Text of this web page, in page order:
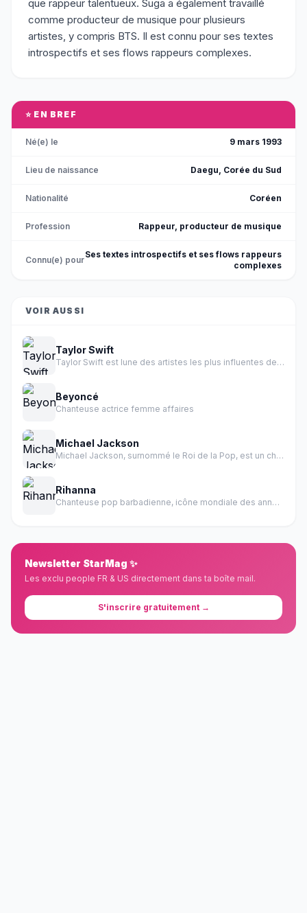
que rappeur talentueux. Suga a également travaillé
comme producteur de musique pour plusieurs
artistes, y compris BTS. Il est connu pour ses textes
introspectifs et ses flows rappeurs complexes.
⭐ EN BREF
Né(e) le 9 mars 1993
Lieu de naissance Daegu, Corée du Sud
Nationalité Coréen
Profession Rappeur, producteur de musique
Connu(e) pour
Ses textes introspectifs et ses flows rappeurs
complexes
VOIR AUSSI
Taylor Swift
Taylor Swift est lune des artistes les plus influentes de l histoire de la musique.
Beyoncé
Chanteuse actrice femme affaires
Michael Jackson
Michael Jackson, surnommé le Roi de la Pop, est un chanteur, auteur-compositeur, danseur et producteur américain.
Rihanna
Chanteuse pop barbadienne, icône mondiale des années 2000-2010
Newsletter StarMag ✨
Les exclu people FR & US directement dans ta boîte mail.
S'inscrire gratuitement →